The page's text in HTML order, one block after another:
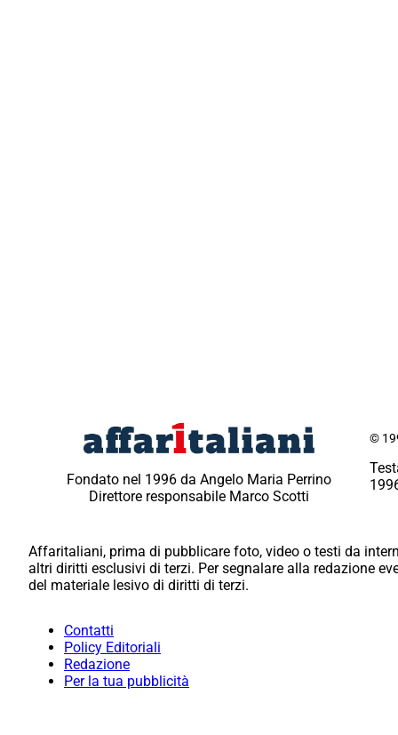
Fondato nel 1996 da Angelo Maria Perrino
Direttore responsabile Marco Scotti
©
Affaritaliani, prima di pubblicare foto, video o testi da
altri diritti esclusivi di terzi. Per segnalare alla redazione
del materiale lesivo di diritti di terzi.
Contatti
Policy Editoriali
Redazione
Per la tua pubblicità